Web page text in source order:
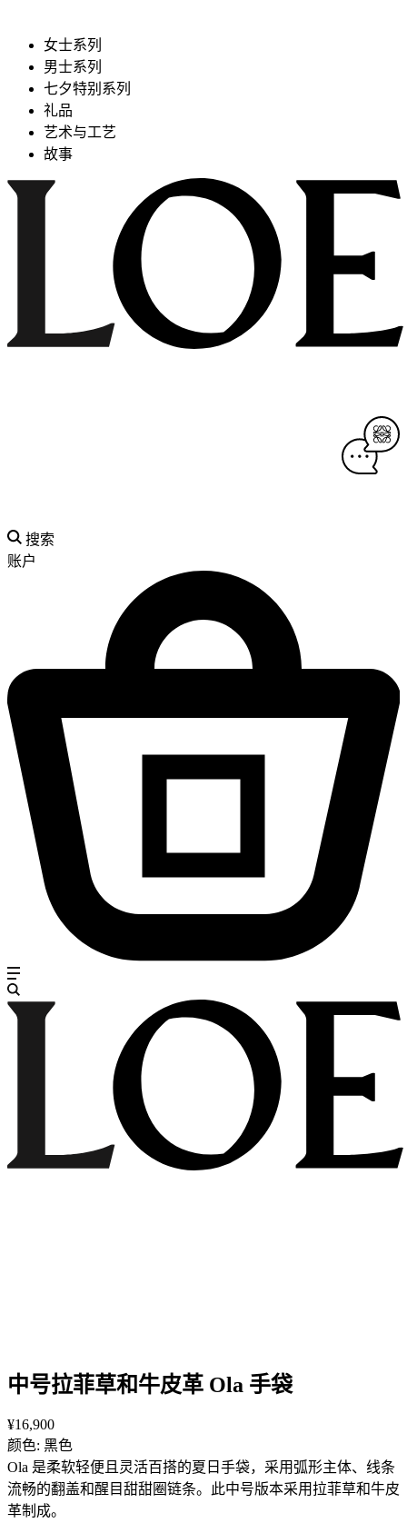
女士系列
男士系列
七夕特别系列
礼品
艺术与工艺
故事
搜索
账户
中号拉菲草和牛皮革 Ola 手袋
¥16,900
颜色: 黑色
Ola 是柔软轻便且灵活百搭的夏日手袋，采用弧形主体、线条
流畅的翻盖和醒目甜甜圈链条。此中号版本采用拉菲草和牛皮
革制成。